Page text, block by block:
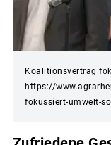
Koalitionsvertrag
https://
fokussiert-umwelt-